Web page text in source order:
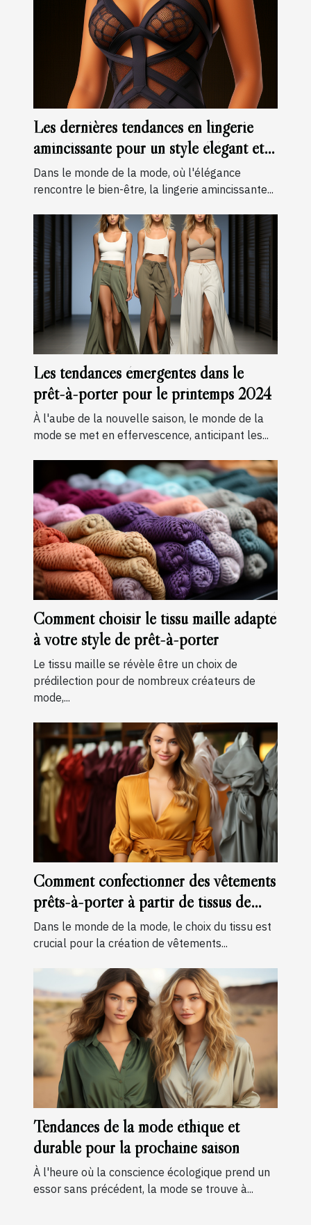
Les dernières tendances en lingerie
amincissante pour un style élégant et
confortable
Dans le monde de la mode, où l'élégance
rencontre le bien-être, la lingerie amincissante...
Les tendances émergentes dans le
prêt-à-porter pour le printemps 2024
À l'aube de la nouvelle saison, le monde de la
mode se met en effervescence, anticipant les...
Comment choisir le tissu maille adapté
à votre style de prêt-à-porter
Le tissu maille se révèle être un choix de
prédilection pour de nombreux créateurs de
mode,...
Comment confectionner des vêtements
prêts-à-porter à partir de tissus de
qualité
Dans le monde de la mode, le choix du tissu est
crucial pour la création de vêtements...
Tendances de la mode éthique et
durable pour la prochaine saison
À l'heure où la conscience écologique prend un
essor sans précédent, la mode se trouve à...